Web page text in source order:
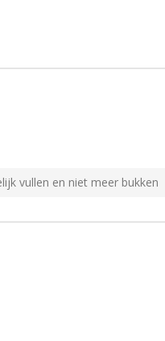
vullen en niet meer bukken